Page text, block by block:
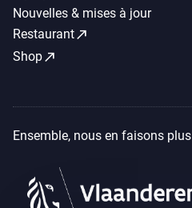
Nouvelles & mises à jour
Restaurantcall_made
Shopcall_made
Ensemble, nous en faisons plus